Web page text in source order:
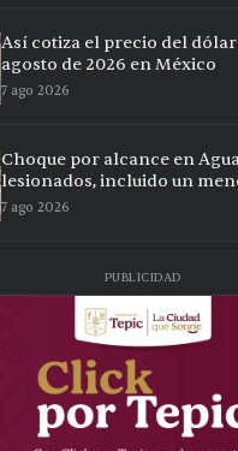
Así cotiza el precio del
agosto de 2026 en México
7 ago 2026
Choque por alcance en
lesionados, incluido un
7 ago 2026
PUBLICIDAD